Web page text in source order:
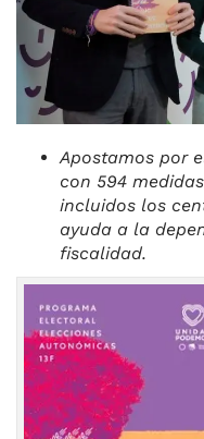
Apostamos por
con 594
incluidos los
ayuda a la
fiscalidad.